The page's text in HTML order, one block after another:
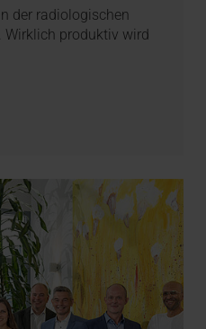
der radiologischen
Wirklich produktiv wird